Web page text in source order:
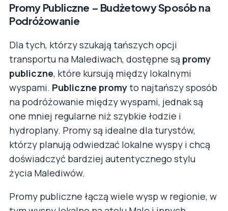
Promy Publiczne – Budżetowy Sposób na
Podróżowanie
Dla tych, którzy szukają tańszych opcji
transportu na Malediwach, dostępne są promy
publiczne, które kursują między lokalnymi
wyspami. Publiczne promyto najtańszy sposób
na podróżowanie między wyspami, jednak są
one mniej regularne niż szybkie łodzie i
hydroplany. Promy są idealne dla turystów,
którzy planują odwiedzać lokalne wyspy i chcą
doświadczyć bardziej autentycznego stylu
życia Malediwów.
Promy publiczne łączą wiele wysp w regionie, w